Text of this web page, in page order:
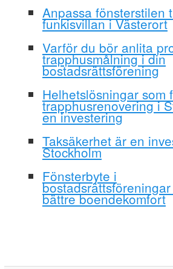
Anpassa fönsterstilen
funkisvillan i Västerort
Varför du bör anlita
trapphusmålning i din
bostadsrättsförening
Helhetslösningar som
trapphusrenovering i
en investering
Taksäkerhet är en
Stockholm
Fönsterbyte i
bättre boendekomfort